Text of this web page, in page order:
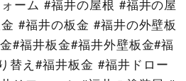
ーム #福井の屋根 #福井の屋
#福井の板金 #福井の外壁板
#福井板金#福井外壁板金#福
替え#福井板金 #福井ドロー